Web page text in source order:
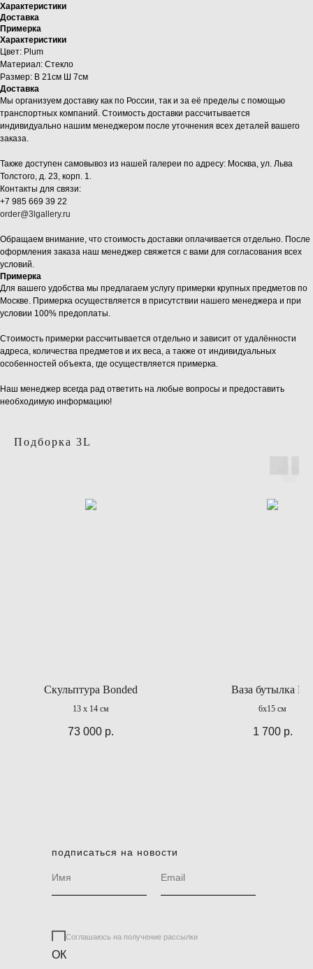
Характеристики
Доставка
Примерка
Характеристики
Цвет: Plum
Материал: Стекло
Размер: В 21см Ш 7см
Доставка
Мы организуем доставку как по России, так и за её пределы с помощью
транспортных компаний. Стоимость доставки рассчитывается
индивидуально нашим менеджером после уточнения всех деталей вашего
заказа.
Также доступен самовывоз из нашей галереи по адресу: Москва, ул. Льва
Толстого, д. 23, корп. 1.
Контакты для связи:
+7 985 669 39 22
order@3lgallery.ru
Обращаем внимание, что стоимость доставки оплачивается отдельно. После
оформления заказа наш менеджер свяжется с вами для согласования всех
условий.
Примерка
Для вашего удобства мы предлагаем услугу примерки крупных предметов по
Москве. Примерка осуществляется в присутствии нашего менеджера и при
условии 100% предоплаты.
Стоимость примерки рассчитывается отдельно и зависит от удалённости
адреса, количества предметов и их веса, а также от индивидуальных
особенностей объекта, где осуществляется примерка.
Наш менеджер всегда рад ответить на любые вопросы и предоставить
необходимую информацию!
Подборка 3L
Скульптура Bonded
13 x 14 см
73 000 р.
Ваза бутылка №2
6х15 см
1 700 р.
подписаться на новости
Соглашаюсь на получение рассылки
ОК